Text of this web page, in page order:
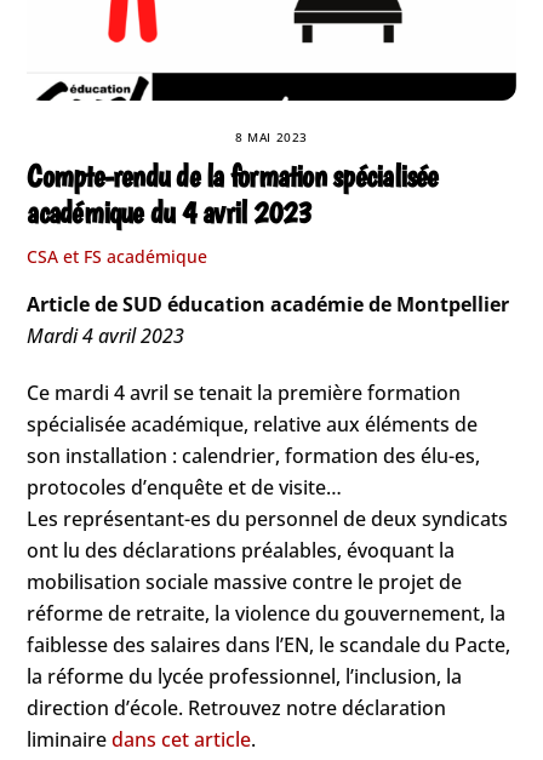
8 MAI 2023
Compte-rendu de la formation spécialisée
académique du 4 avril 2023
CSA et FS académique
Article de SUD éducation académie de Montpellier
Mardi 4 avril 2023
Ce mardi 4 avril se tenait la première formation
spécialisée académique, relative aux éléments de
son installation : calendrier, formation des élu-es,
protocoles d’enquête et de visite…
Les représentant-es du personnel de deux syndicats
ont lu des déclarations préalables, évoquant la
mobilisation sociale massive contre le projet de
réforme de retraite, la violence du gouvernement, la
faiblesse des salaires dans l’EN, le scandale du Pacte,
la réforme du lycée professionnel, l’inclusion, la
direction d’école. Retrouvez notre déclaration
liminairedans cet article.